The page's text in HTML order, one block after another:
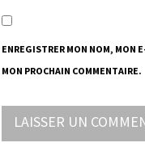
ENREGISTRER MON NOM, MON
MON PROCHAIN COMMENTAIRE.